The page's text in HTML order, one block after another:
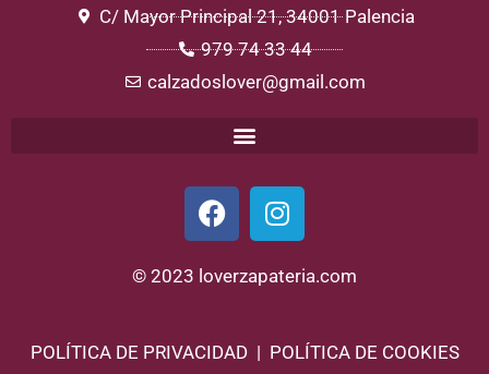
C/ Mayor Principal 21, 34001 Palencia
979 74 33 44
calzadoslover@gmail.com
© 2023 loverzapateria.com
POLÍTICA DE PRIVACIDAD | POLÍTICA DE COOKIES